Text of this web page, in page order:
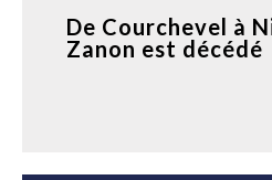
De Courchevel à
Zanon est décédé